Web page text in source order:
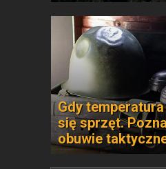
Gdy
się sprzęt.
obuwie